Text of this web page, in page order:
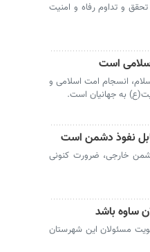
و تداوم رفاه و امنیت
است
انسجام امت اسلامی و
به جهانیان است.
نفوذ دشمن است
خارجی، ضرورت کنونی
ساوه باشد
مسئولان این شهرستان